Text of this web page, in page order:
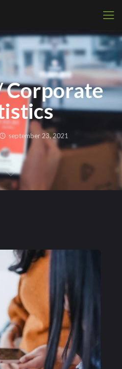
Corporate
september 23, 2021